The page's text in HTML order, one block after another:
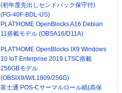
(初年度先出しセンドバック保守付)
(FG-40F-BDL-US)
PLAT'HOME OpenBlocks A16 Debian
11搭載モデル (OBSA16/D11A)
PLAT'HOME OpenBlocks IX9 Windows
10 IoT Enterprise 2019 LTSC搭載
256GBモデル
(OBSIX9/W/L1809/256G)
富士通 POS-Cサーマルロール紙(高保